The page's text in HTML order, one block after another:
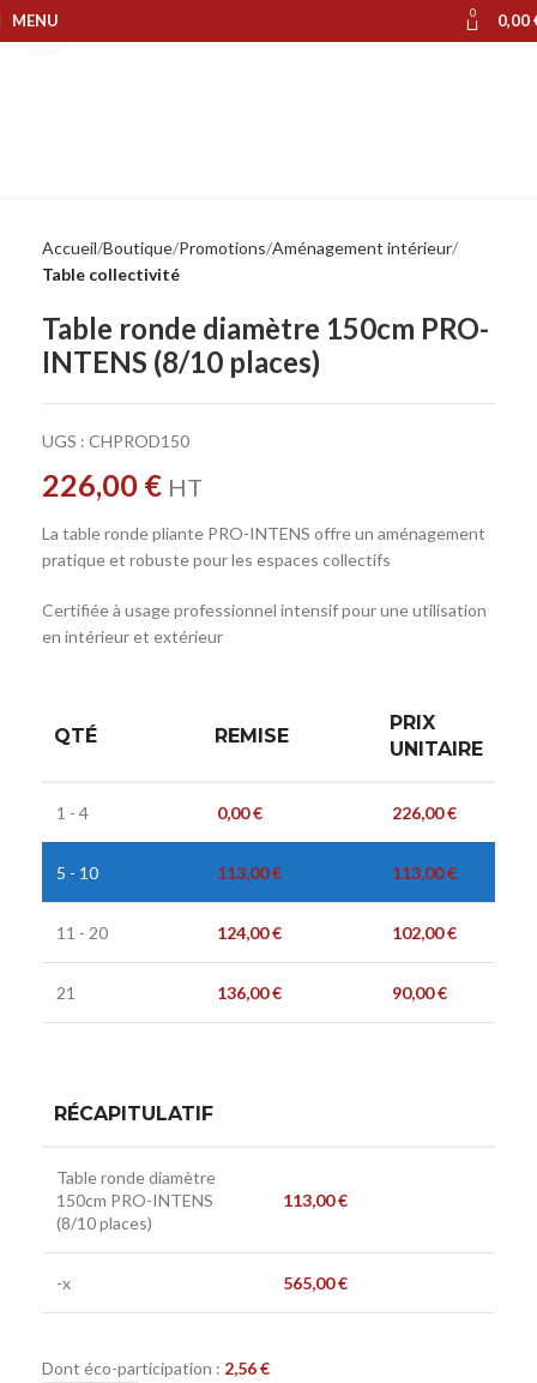
MENU 0 0,00
Accueil Boutique Promotions Aménagement intérieur
Table collectivité
Table ronde diamètre 150cm PRO-
INTENS (8/10 places)
UGS : CHPROD150
226,00 € HT
La table ronde pliante PRO-INTENS offre un aménagement
pratique et robuste pour les espaces collectifs
Certifiée à usage professionnel intensif pour une utilisation
en intérieur et extérieur
QTÉ REMISE
PRIX
UNITAIRE
1 - 4 0,00€ 226,00€
5 - 10 113,00€ 113,00€
11 - 20 124,00€ 102,00€
21 136,00€ 90,00€
RÉCAPITULATIF
Table ronde diamètre
150cm PRO-INTENS
(8/10 places)
113,00€
-x 565,00€
Dont éco-participation : 2,56€